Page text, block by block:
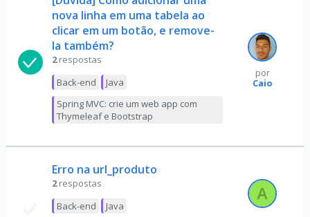
nova linha em uma tabela ao
clicar em um botão, e remove-
la também?
2 respostas
Back-end
Java
Spring MVC: crie um web app com
Thymeleaf e Bootstrap
por
Caio
Erro na url_produto
2 respostas
Back-end
Java